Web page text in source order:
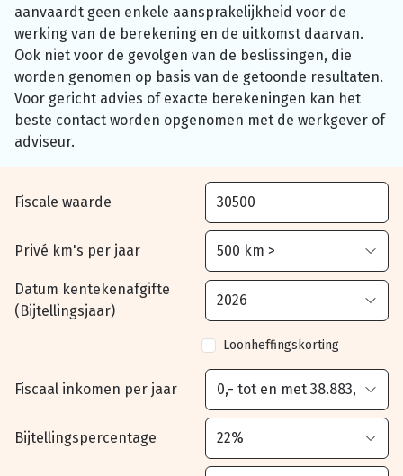
aanvaardt geen enkele aansprakelijkheid voor de
werking van de berekening en de uitkomst daarvan.
Ook niet voor de gevolgen van de beslissingen, die
worden genomen op basis van de getoonde resultaten.
Voor gericht advies of exacte berekeningen kan het
beste contact worden opgenomen met de werkgever of
adviseur.
Fiscale waarde
Privé km's per jaar
Datum kentekenafgifte
(Bijtellingsjaar)
Loonheffingskorting
Fiscaal inkomen per jaar
Bijtellingspercentage